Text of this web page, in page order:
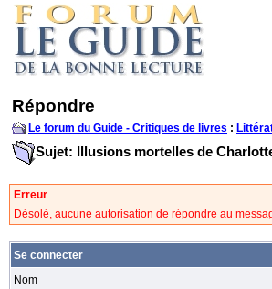
Répondre
Le forum du Guide - Critiques de livres :
Sujet: Illusions mortelles de
Erreur
Désolé, aucune autorisation de répondre au
Se connecter
Nom